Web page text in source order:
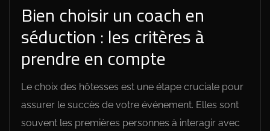
Bien choisir un coach en
séduction : les critères à
prendre en compte
Le choix des hôtesses est une étape cruciale pour
assurer le succès de votre événement. Elles sont
souvent les premières personnes à interagir avec